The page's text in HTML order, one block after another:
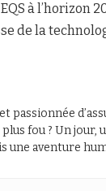
à l’horizon
de la
passionnée
fou ? Un
une aventure